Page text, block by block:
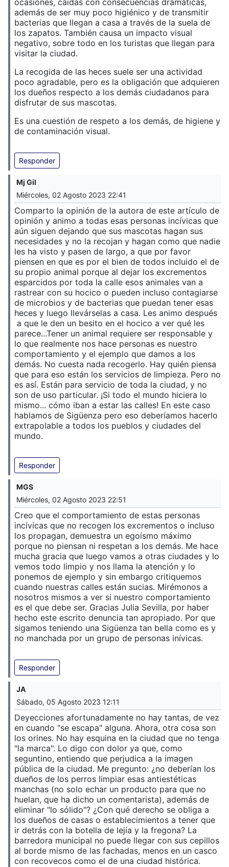
ocasiones, caídas con consecuencias dramáticas,
además de ser muy poco higiénico y de transmitir
bacterias que llegan a casa a través de la suela de
los zapatos. También causa un impacto visual
negativo, sobre todo en los turistas que llegan para
visitar la ciudad.
La recogida de las heces suele ser una actividad
poco agradable, pero es la obligación que adquieren
los dueños respecto a los demás ciudadanos para
disfrutar de sus mascotas.
Es una cuestión de respeto a los demás, de higiene y
de contaminación visual.
Responder
Mj Gil
Miércoles, 02 Agosto 2023 22:41
Comparto la opinión de la autora de este artículo de
opinión y animo a todas esas personas incívicas que
aún siguen dejando que sus mascotas hagan sus
necesidades y no la recojan y hagan como que nadie
les ha visto y pasen de largo, a que por favor
piensen en que es por el bien de todos incluido el de
su propio animal porque al dejar los excrementos
esparcidos por toda la calle esos animales van a
rastrear con su hocico o pueden incluso contagiarse
de microbios y de bacterias que puedan tener esas
heces y luego llevárselas a casa. Les animo después
a que le den un besito en el hocico a ver qué les
parece...Tener un animal requiere ser responsable y
lo que realmente nos hace personas es nuestro
comportamiento y el ejemplo que damos a los
demás. No cuesta nada recogerlo. Hay quién piensa
que para eso están los servicios de limpieza. Pero no
es así. Están para servicio de toda la ciudad, y no
son de uso particular. ¡Si todo el mundo hiciera lo
mismo... cómo iban a estar las calles! En este caso
hablamos de Sigüenza pero eso deberíamos hacerlo
extrapolable a todos los pueblos y ciudades del
mundo.
Responder
MGS
Miércoles, 02 Agosto 2023 22:51
Creo que el comportamiento de estas personas
incívicas que no recogen los excrementos o incluso
los propagan, demuestra un egoísmo máximo
porque no piensan ni respetan a los demás. Me hace
mucha gracia que luego vamos a otras ciudades y lo
vemos todo limpio y nos llama la atención y lo
ponemos de ejemplo y sin embargo critiquemos
cuando nuestras calles están sucias. Mirémonos a
nosotros mismos a ver si nuestro comportamiento
es el que debe ser. Gracias Julia Sevilla, por haber
hecho este escrito denuncia tan apropiado. Por que
sigamos teniendo una Sigüenza tan bella como es y
no manchada por un grupo de personas inívicas.
Responder
JA
Sábado, 05 Agosto 2023 12:11
Deyecciones afortunadamente no hay tantas, de vez
en cuando "se escapa" alguna. Ahora, otra cosa son
los orines. No hay esquina en la ciudad que no tenga
"la marca". Lo digo con dolor ya que, como
seguntino, entiendo que perjudica a la imagen
pública de la ciudad. Me pregunto: ¿no deberían los
dueños de los perros limpiar esas antiestéticas
manchas (no solo echar un producto para que no
huelan, que ha dicho un comentarista), además de
eliminar "lo sólido"? ¿Con qué derecho se obliga a
los dueños de casas o establecimientos a tener que
ir detrás con la botella de lejía y la fregona? La
barredora municipal no puede llegar con sus cepillos
al borde mismo de las fachadas, menos en un casco
con recovecos como el de una ciudad histórica.